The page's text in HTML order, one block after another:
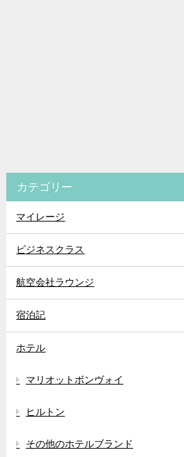
カテゴリー
マイレージ
ビジネスクラス
航空会社ラウンジ
宿泊記
ホテル
マリオットボンヴォイ
ヒルトン
その他のホテルブランド